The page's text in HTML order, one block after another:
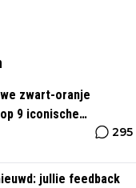
zwart-oranje
9 iconische
295
jullie feedback